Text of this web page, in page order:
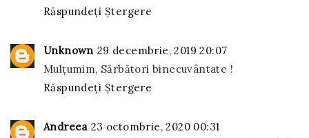
Răspundeți Ștergere
Unknown 29 decembrie, 2019 20:07
Mulțumim, Sărbători binecuvântate !
Răspundeți Ștergere
Andreea 23 octombrie, 2020 00:31